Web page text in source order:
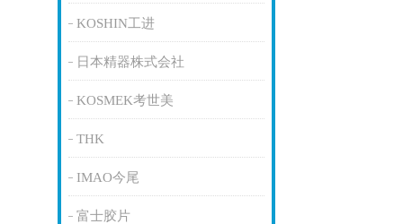
KOSHIN工进
日本精器株式会社
KOSMEK考世美
THK
IMAO今尾
富士胶片